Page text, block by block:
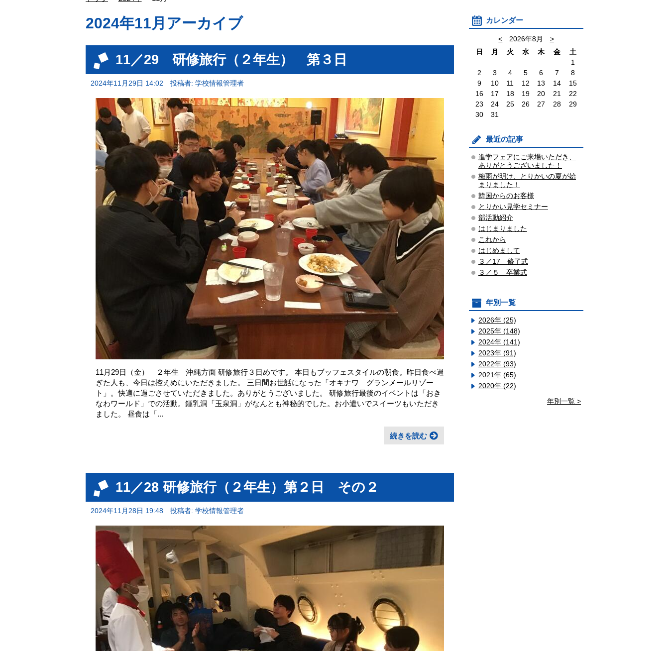
2024年11月アーカイブ
11／29 研修旅行（２年生） 第３日
2024年11月29日 14:02 投稿者: 学校情報管理者
11月29日（金） ２年生 沖縄方面 研修旅行３日めです。 本日もブッフェスタイルの朝食。昨日食べ過
ぎた人も、今日は控えめにいただきました。 三日間お世話になった「オキナワ グランメールリゾー
ト」。快適に過ごさせていただきました。ありがとうございました。 研修旅行最後のイベントは「おき
なわワールド」での活動。鍾乳洞「玉泉洞」がなんとも神秘的でした。お小遣いでスイーツもいただき
ました。 昼食は「...
続きを読む
11／28 研修旅行（２年生）第２日 その２
2024年11月28日 19:48 投稿者: 学校情報管理者
カレンダー
< 2026年8月
>
日
月 火 水 木 金
土
1
2
3 4 5 6 7
8
9
10 11 12 13 14
15
16
17 18 19 20 21
22
23
24 25 26 27 28
29
30
31
最近の記事
進学フェアにご来場いただき、
ありがとうございました！
梅雨が明け、とりかいの夏が始
まりました！
韓国からのお客様
とりかい見学セミナー
部活動紹介
はじまりました
これから
はじめまして
３／17 修了式
３／５ 卒業式
年別一覧
2026年 (25)
2025年 (148)
2024年 (141)
2023年 (91)
2022年 (93)
2021年 (65)
2020年 (22)
年別一覧 >